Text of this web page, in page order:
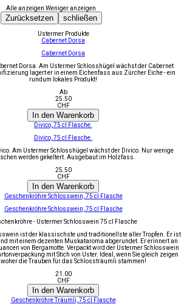
Alle anzeigen Weniger anzeigen
Zurücksetzen schließen
Ustermer Produkte
Cabernet Dorsa
Cabernet Dorsa
Dorsa. Am Ustermer Schlosshügel wächst der Cabernet
lagert er in einem Eichenfass aus Zürcher Eiche - ein
rundum lokales Produkt!
Ab
25.50
CHF
In den Warenkorb
Divico, 75 cl Flasche.
Divico, 75 cl Flasche.
Am Ustermer Schlosshügel wächst der Divico. Nur wenige
werden gekeltert. Ausgebaut im Holzfass.
25.50
CHF
In den Warenkorb
Geschenkröhre Schlosswein, 75 cl Flasche
Geschenkröhre Schlosswein, 75 cl Flasche
- Ustermer Schlosswein 75 cl Flasche
ist der klassischste und traditionellste aller Tropfen. Er ist
mit einem dezenten Muskataroma abgerundet. Er erinnert an
von Bergamotte. Verpackt wird der Ustermer Schlosswein
mit Stich von Uster. Ideal, wenn Sie gleich zeigen
die Trauben für das Schlossträumli stammen!
21.00
CHF
In den Warenkorb
Geschenkröhre Träumli, 75 cl Flasche